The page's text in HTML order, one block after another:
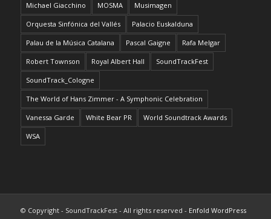
Michael Giacchino MOSMA Musimagen
Orquesta Sinfónica del Vallés Palacio Euskalduna
Palau de la Música Catalana Pascal Gaigne Rafa Melgar
Robert Townson Royal Albert Hall SoundTrackFest
SoundTrack_Cologne
The World of Hans Zimmer - A Symphonic Celebration
Vanessa Garde White Bear PR World Soundtrack Awards
WSA
© Copyright - SoundTrackFest - All rights reserved - Enfold WordPress